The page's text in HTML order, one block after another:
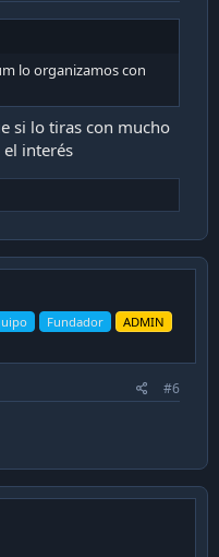
lo organizamos con
si lo tiras con mucho
interés
Fundador ADMIN
#6